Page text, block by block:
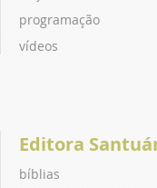
programação
vídeos
Editora
bíblias